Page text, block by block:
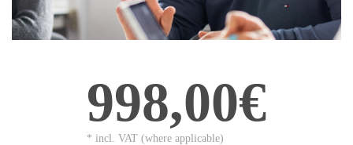
998,00€
* incl. VAT (where applicable)